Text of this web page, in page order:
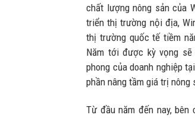
chất lượng nông sản của
triển thị trường nội địa,
thị trường quốc tế tiềm
Năm tới được kỳ vọng
phong của doanh nghiệp
phần nâng tầm giá trị nông
Từ đầu năm đến nay,